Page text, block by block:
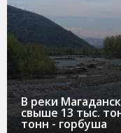
В реки
свыше 13 тыс.
тонн - горбуша